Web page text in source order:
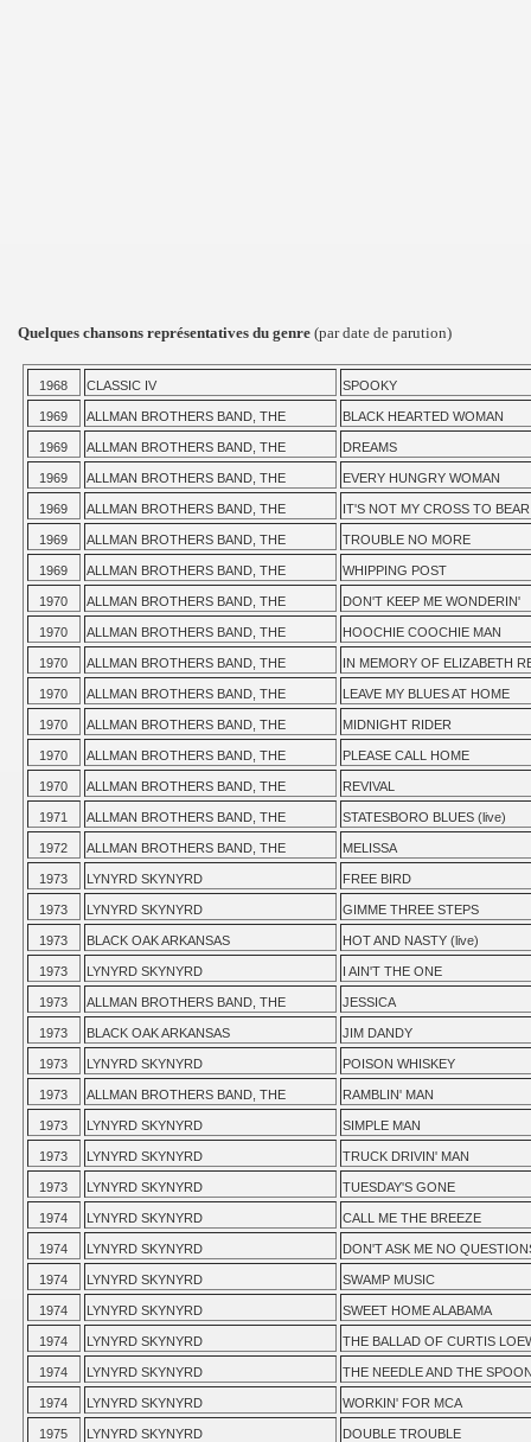
Quelques chansons représentatives du genre (par date de parution)
1968 CLASSIC IV SPOOKY
1969 ALLMAN BROTHERS BAND, THE BLACK HEARTED WOMAN
1969 ALLMAN BROTHERS BAND, THE DREAMS
1969 ALLMAN BROTHERS BAND, THE EVERY HUNGRY WOMAN
1969 ALLMAN BROTHERS BAND, THE IT'S NOT MY CROSS TO BEAR
1969 ALLMAN BROTHERS BAND, THE TROUBLE NO MORE
1969 ALLMAN BROTHERS BAND, THE WHIPPING POST
1970 ALLMAN BROTHERS BAND, THE DON'T KEEP ME WONDERIN'
1970 ALLMAN BROTHERS BAND, THE HOOCHIE COOCHIE MAN
1970 ALLMAN BROTHERS BAND, THE IN MEMORY OF ELIZABETH
1970 ALLMAN BROTHERS BAND, THE LEAVE MY BLUES AT HOME
1970 ALLMAN BROTHERS BAND, THE MIDNIGHT RIDER
1970 ALLMAN BROTHERS BAND, THE PLEASE CALL HOME
1970 ALLMAN BROTHERS BAND, THE REVIVAL
1971 ALLMAN BROTHERS BAND, THE STATESBORO BLUES (live)
1972 ALLMAN BROTHERS BAND, THE MELISSA
1973 LYNYRD SKYNYRD FREE BIRD
1973 LYNYRD SKYNYRD GIMME THREE STEPS
1973 BLACK OAK ARKANSAS HOT AND NASTY (live)
1973 LYNYRD SKYNYRD I AIN'T THE ONE
1973 ALLMAN BROTHERS BAND, THE JESSICA
1973 BLACK OAK ARKANSAS JIM DANDY
1973 LYNYRD SKYNYRD POISON WHISKEY
1973 ALLMAN BROTHERS BAND, THE RAMBLIN' MAN
1973 LYNYRD SKYNYRD SIMPLE MAN
1973 LYNYRD SKYNYRD TRUCK DRIVIN' MAN
1973 LYNYRD SKYNYRD TUESDAY'S GONE
1974 LYNYRD SKYNYRD CALL ME THE BREEZE
1974 LYNYRD SKYNYRD DON'T ASK ME NO
1974 LYNYRD SKYNYRD SWAMP MUSIC
1974 LYNYRD SKYNYRD SWEET HOME ALABAMA
1974 LYNYRD SKYNYRD THE BALLAD OF CURTIS
1974 LYNYRD SKYNYRD THE NEEDLE AND THE
1974 LYNYRD SKYNYRD WORKIN' FOR MCA
1975 LYNYRD SKYNYRD DOUBLE TROUBLE